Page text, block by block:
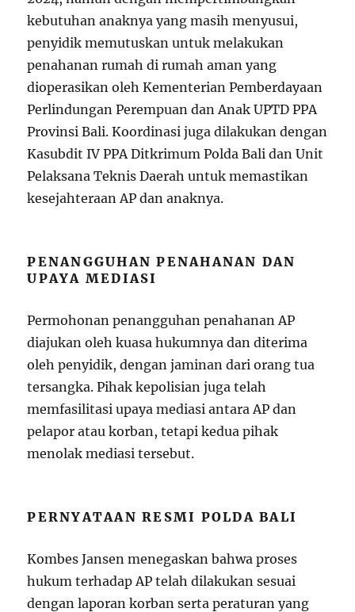
kebutuhan anaknya yang masih menyusui,
penyidik memutuskan untuk melakukan
penahanan rumah di rumah aman yang
dioperasikan oleh Kementerian Pemberdayaan
Perlindungan Perempuan dan Anak UPTD PPA
Provinsi Bali. Koordinasi juga dilakukan dengan
Kasubdit IV PPA Ditkrimum Polda Bali dan Unit
Pelaksana Teknis Daerah untuk memastikan
kesejahteraan AP dan anaknya.
PENANGGUHAN PENAHANAN DAN
UPAYA MEDIASI
Permohonan penangguhan penahanan AP
diajukan oleh kuasa hukumnya dan diterima
oleh penyidik, dengan jaminan dari orang tua
tersangka. Pihak kepolisian juga telah
memfasilitasi upaya mediasi antara AP dan
pelapor atau korban, tetapi kedua pihak
menolak mediasi tersebut.
PERNYATAAN RESMI POLDA BALI
Kombes Jansen menegaskan bahwa proses
hukum terhadap AP telah dilakukan sesuai
dengan laporan korban serta peraturan yang